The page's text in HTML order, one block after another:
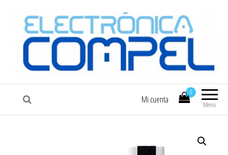
COMPEL Electrónica COMPEL
Menú
0
Mi cuenta